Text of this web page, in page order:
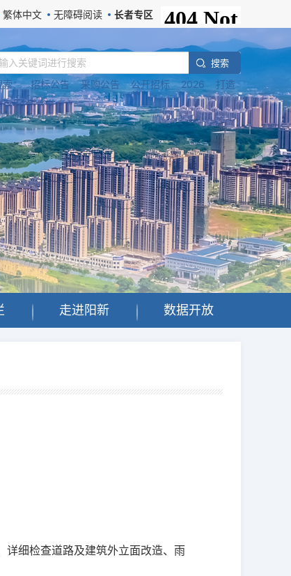
繁体中文 无障碍阅读 长者专区
搜 索
索： 招标公告 采购公告 公开招标 2026 打造
走进阳新 数据开放
详细检查道路及建筑外立面改造、雨